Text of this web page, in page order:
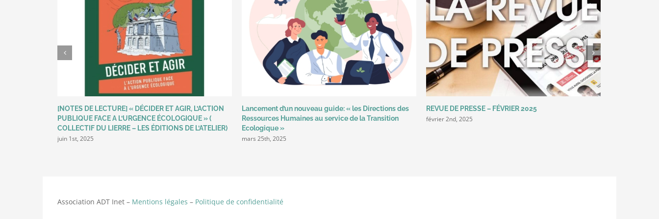
[NOTES DE LECTURE] « DÉCIDER ET AGIR, L’ACTION
PUBLIQUE FACE A L’URGENCE ÉCOLOGIQUE » (
COLLECTIF DU LIERRE – LES ÉDITIONS DE L’ATELIER)
juin 1st, 2025
Lancement d’un nouveau guide: « les Directions des
Ressources Humaines au service de la Transition
Ecologique »
mars 25th, 2025
REVUE DE PRESSE – FÉVRIER 2025
février 2nd, 2025
Association ADT Inet – Mentions légales – Politique de confidentialité